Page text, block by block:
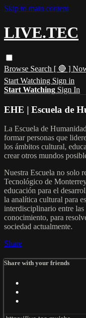
Skip to main content
LIVE.TEC
Browse Search [ 🔴 ]
Start Watching Sign in
Start Watching Sign In
EHE | Escuela de
La Escuela de
formar personas que
los ámbitos cultural,
crear otros mundos
Nuestra Escuela no solo
Tecnológico de
educación para el
la analítica cultural para
interdisciplinario entre las
conocimiento, para
sociedad actualmente.
Share
Share with your friends